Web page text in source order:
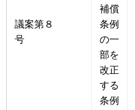
議案第８
号
補償
条例
の一
部を
改正
する
条例